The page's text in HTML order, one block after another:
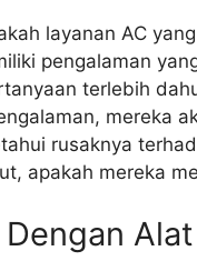
layanan AC
pengalaman
terlebih
mereka
rusaknya
apakah mereka